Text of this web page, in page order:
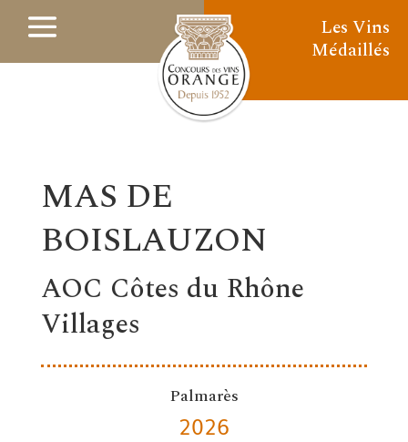
Les Vins
Médaillés
MAS DE
BOISLAUZON
AOC Côtes du Rhône
Villages
Palmarès
2026